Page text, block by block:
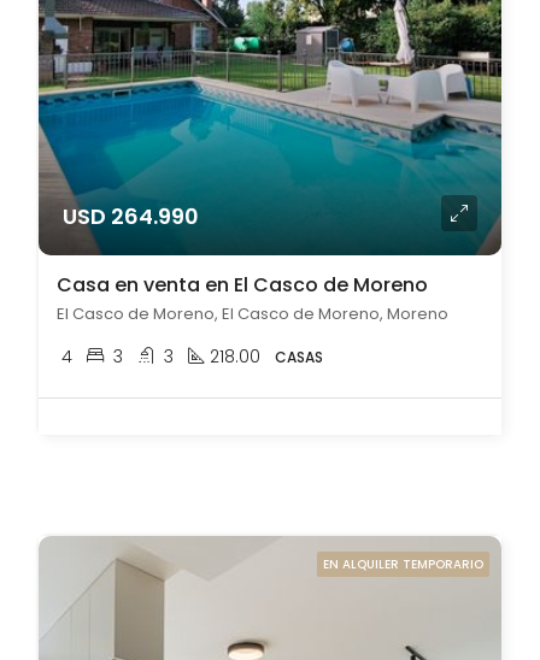
USD 264.990
Casa en venta en El Casco de Moreno
El Casco de Moreno, El Casco de Moreno, Moreno
4 3 3 218.00 CASAS
EN ALQUILER TEMPORARIO